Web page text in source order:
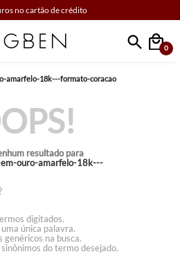
no cartão de crédito
0
amarfelo-18k---formato-coracao
resultado para
ouro-amarfelo-18k---
digitados.
única palavra.
genéricos na busca.
do termo desejado.